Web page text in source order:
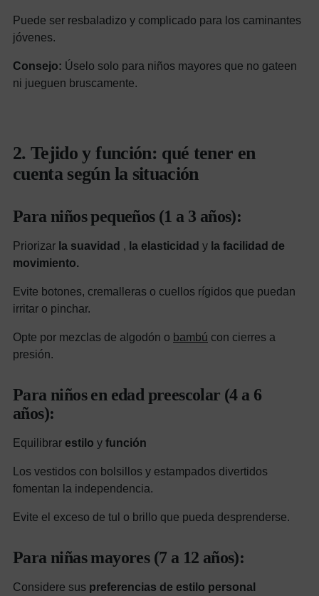
Puede ser resbaladizo y complicado para los caminantes
jóvenes.
Consejo: Úselo solo para niños mayores que no gateen
ni jueguen bruscamente.
2. Tejido y función: qué tener en
cuenta según la situación
Para niños pequeños (1 a 3 años):
Priorizar la suavidad , la elasticidad y la facilidad de
movimiento.
Evite botones, cremalleras o cuellos rígidos que puedan
irritar o pinchar.
Opte por mezclas de algodón o bambú con cierres a
presión.
Para niños en edad preescolar (4 a 6
años):
Equilibrar estilo y función
Los vestidos con bolsillos y estampados divertidos
fomentan la independencia.
Evite el exceso de tul o brillo que pueda desprenderse.
Para niñas mayores (7 a 12 años):
Considere sus preferencias de estilo personal